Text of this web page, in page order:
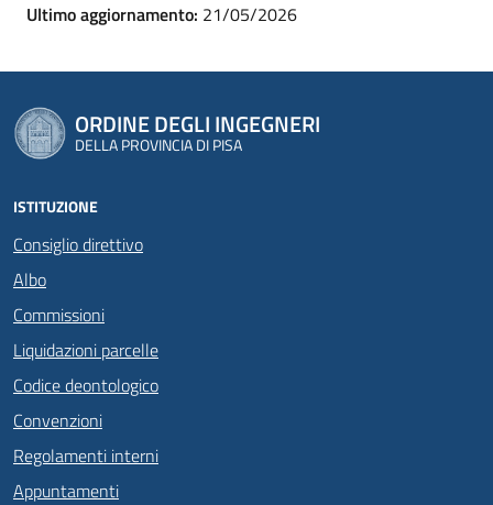
Ultimo aggiornamento: 21/05/2026
ORDINE DEGLI INGEGNERI
DELLA PROVINCIA DI PISA
ISTITUZIONE
Consiglio direttivo
Albo
Commissioni
Liquidazioni parcelle
Codice deontologico
Convenzioni
Regolamenti interni
Appuntamenti